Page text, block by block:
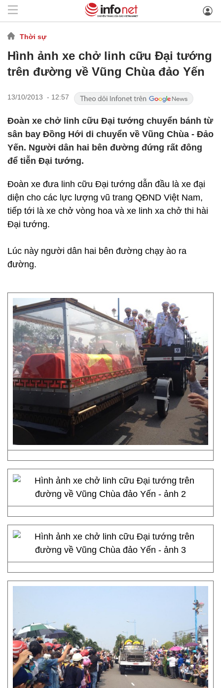
Thời sự
Hình ảnh xe chở linh cữu Đại tướng
trên đường về Vũng Chùa đảo Yến
13/10/2013 - 12:57
Đoàn xe chở linh cữu Đại tướng chuyển bánh từ
sân bay Đồng Hới di chuyển về Vũng Chùa - Đảo
Yến. Người dân hai bên đường đứng rất đông
để tiễn Đại tướng.
Đoàn xe đưa linh cữu Đại tướng dẫn đầu là xe đại
diện cho các lực lượng vũ trang QĐND Việt Nam,
tiếp tới là xe chở vòng hoa và xe linh xa chở thi hài
Đại tướng.
Lúc này người dân hai bên đường chạy ào ra
đường.